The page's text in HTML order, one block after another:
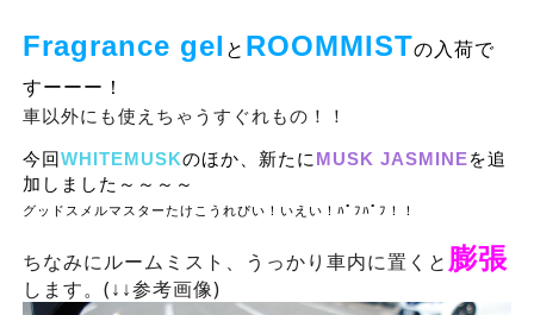
Fragrance gel と ROOMMISTの入荷で
すーーー！
車以外にも使えちゃうすぐれもの！！
今回WHITEMUSKのほか、 新たに MUSK JASMINEを追
加しました～～～～
グッドスメルマスターたけこうれぴい！いえい！ﾊﾟﾌﾊﾟﾌ！！
ちなみにルームミスト、うっかり車内に置くと 膨張
します。(↓↓参考画像)